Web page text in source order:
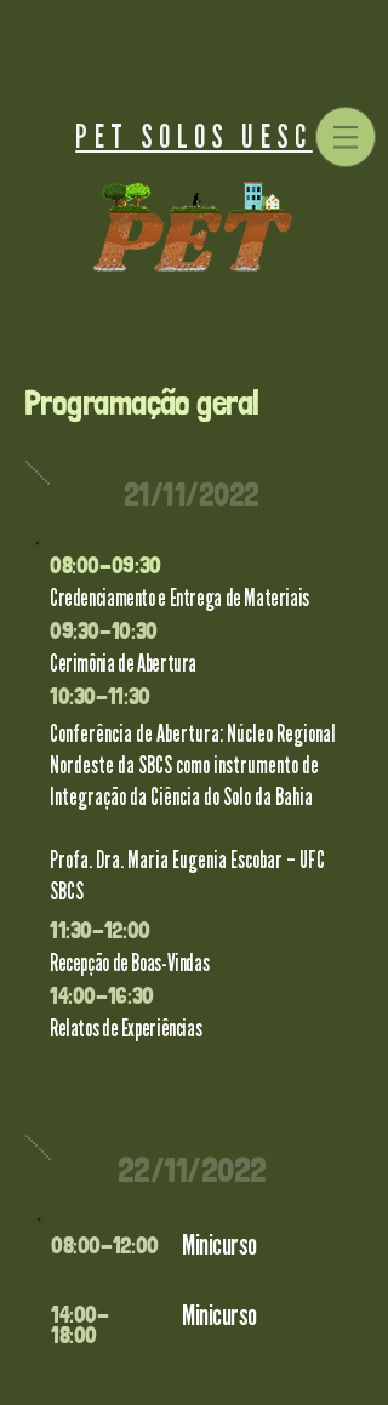
PET SOLOS UESC
Programação geral
21/11/2022
08:00-09:30
Credenciamento e Entrega de Materiais
09:30-10:30
Cerimônia de Abertura
10:30-11:30
Conferência de Abertura: Núcleo Regional
Nordeste da SBCS como instrumento de
Integração da Ciência do Solo da Bahia
Profa. Dra. Maria Eugenia Escobar – UFC
SBCS
11:30-12:00
Recepção de Boas-Vindas
14:00-16:30
Relatos de Experiências
22/11/2022
08:00-12:00 Minicurso
14:00-
18:00
Minicurso